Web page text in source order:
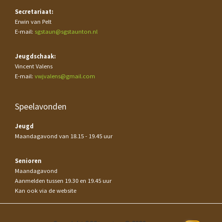
Secretariaat:
Erwin van Pelt
E-mail: sgstaun@sgstaunton.nl
Jeugdschaak:
Vincent Valens
E-mail: vwjvalens@gmail.com
Speelavonden
Jeugd
Maandagavond van 18.15 - 19.45 uur
Senioren
Maandagavond
Aanmelden tussen 19.30 en 19.45 uur
Kan ook via de website